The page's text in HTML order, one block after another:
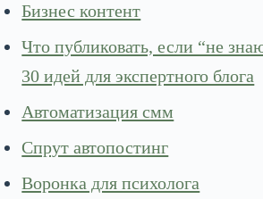
Бизнес контент
Что публиковать, если “не
30 идей для экспертного блога
Автоматизация смм
Спрут автопостинг
Воронка для психолога